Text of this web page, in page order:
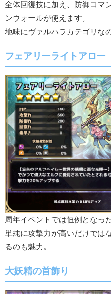
全体回復技に加え、防御コマ
ンウォールが使えます。
地味にヴァルハラカテゴリな
フェアリーライトアロー
周年イベントでは恒例となっ
単純に攻撃力が高いだけでは
るのも魅力。
大妖精の首飾り